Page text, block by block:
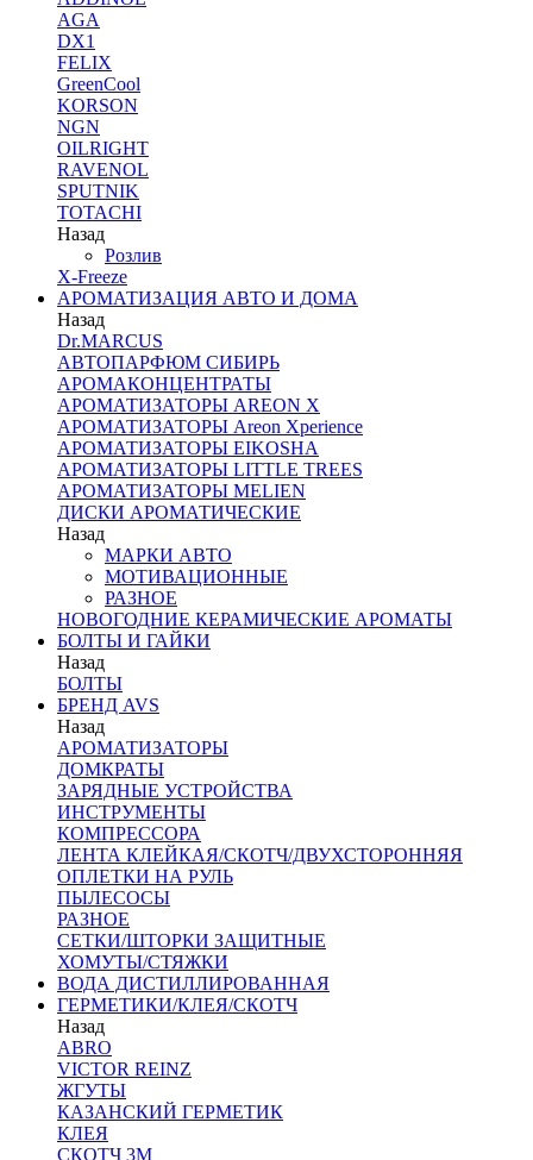
AGA
DX1
FELIX
GreenCool
KORSON
NGN
OILRIGHT
RAVENOL
SPUTNIK
TOTACHI
Назад
Розлив
X-Freeze
АРОМАТИЗАЦИЯ АВТО И ДОМА
Назад
Dr.MARCUS
АВТОПАРФЮМ СИБИРЬ
АРОМАКОНЦЕНТРАТЫ
АРОМАТИЗАТОРЫ AREON X
АРОМАТИЗАТОРЫ Areon Xperience
АРОМАТИЗАТОРЫ EIKOSHA
АРОМАТИЗАТОРЫ LITTLE TREES
АРОМАТИЗАТОРЫ MELIEN
ДИСКИ АРОМАТИЧЕСКИЕ
Назад
МАРКИ АВТО
МОТИВАЦИОННЫЕ
РАЗНОЕ
НОВОГОДНИЕ КЕРАМИЧЕСКИЕ АРОМАТЫ
БОЛТЫ И ГАЙКИ
Назад
БОЛТЫ
БРЕНД AVS
Назад
АРОМАТИЗАТОРЫ
ДОМКРАТЫ
ЗАРЯДНЫЕ УСТРОЙСТВА
ИНСТРУМЕНТЫ
КОМПРЕССОРА
ЛЕНТА КЛЕЙКАЯ/СКОТЧ/ДВУХСТОРОННЯЯ
ОПЛЕТКИ НА РУЛЬ
ПЫЛЕСОСЫ
РАЗНОЕ
СЕТКИ/ШТОРКИ ЗАЩИТНЫЕ
ХОМУТЫ/СТЯЖКИ
ВОДА ДИСТИЛЛИРОВАННАЯ
ГЕРМЕТИКИ/КЛЕЯ/СКОТЧ
Назад
ABRO
VICTOR REINZ
ЖГУТЫ
КАЗАНСКИЙ ГЕРМЕТИК
КЛЕЯ
СКОТЧ 3М